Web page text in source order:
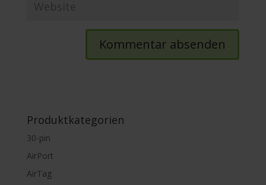
Produktkategorien
30-pin
AirPort
AirTag